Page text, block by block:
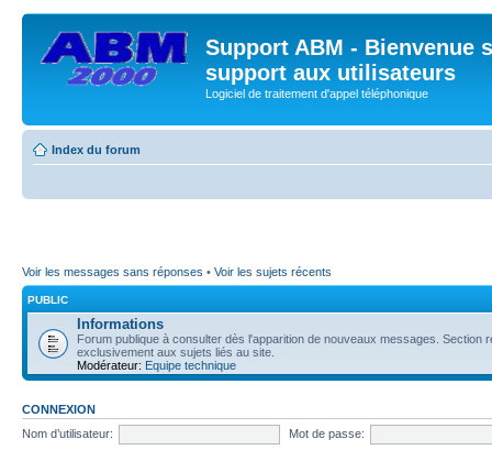
Support ABM - Bienvenue
support aux utilisateurs
Logiciel de traitement d'appel téléphonique
Index du forum
Voir les messages sans réponses • Voir les sujets récents
PUBLIC
Informations
Forum publique à consulter dès l'apparition de nouveaux messages. Section
exclusivement aux sujets liés au site.
Modérateur: Equipe technique
CONNEXION
Nom d’utilisateur:
Mot de passe: